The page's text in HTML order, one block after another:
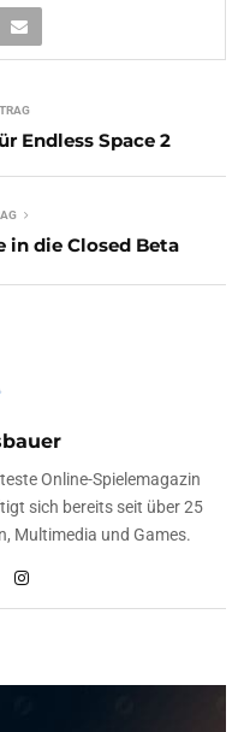
Endless Space 2
in die Closed Beta
Online-Spielemagazin
sich bereits seit über 25
Multimedia und Games.